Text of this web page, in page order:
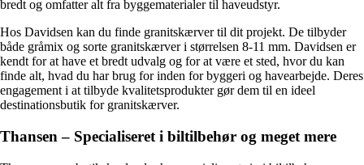
bredt og omfatter alt fra byggematerialer til haveudstyr.
Hos Davidsen kan du finde granitskærver til dit projekt. De tilbyder
både gråmix og sorte granitskærver i størrelsen 8-11 mm. Davidsen er
kendt for at have et bredt udvalg og for at være et sted, hvor du kan
finde alt, hvad du har brug for inden for byggeri og havearbejde. Deres
engagement i at tilbyde kvalitetsprodukter gør dem til en ideel
destinationsbutik for granitskærver.
Thansen – Specialiseret i biltilbehør og meget mere